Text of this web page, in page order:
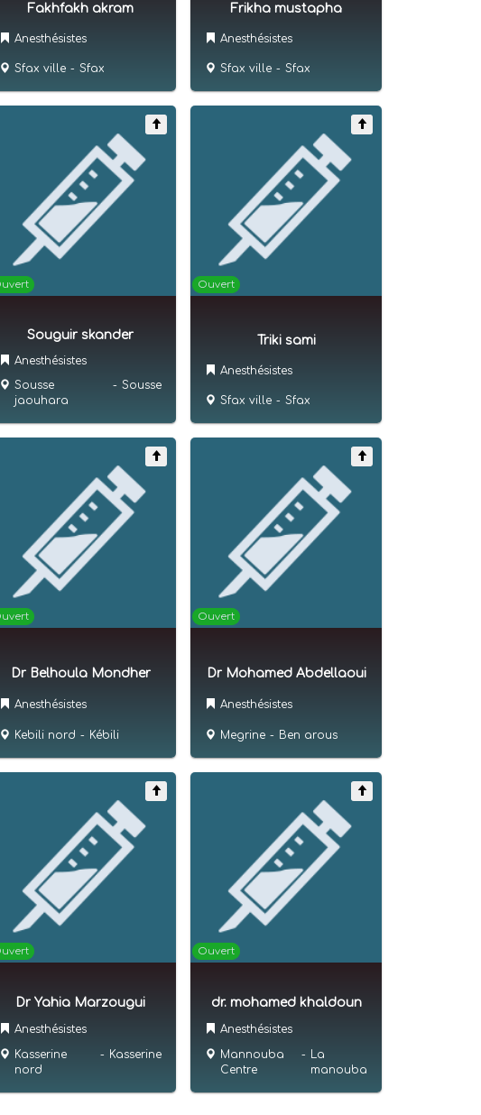
Fakhfakh akram
Anesthésistes
Sfax ville - Sfax
Frikha mustapha
Anesthésistes
Sfax ville - Sfax
Souguir skander
Anesthésistes
Sousse
jaouhara
- Sousse
Ouvert
Triki sami
Anesthésistes
Sfax ville - Sfax
Dr Belhoula Mondher
Anesthésistes
Kebili nord - Kébili
Ouvert
Dr Mohamed Abdellaoui
Anesthésistes
Megrine - Ben arous
Dr Yahia Marzougui
Anesthésistes
Kasserine
nord
- Kasserine
Ouvert
dr. mohamed khaldoun
Anesthésistes
Mannouba
Centre
- La
manouba